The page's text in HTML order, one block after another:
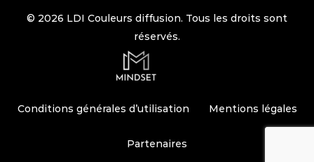
© 2026 LDI Couleurs diffusion. Tous les droits sont
réservés.
Conditions générales d’utilisation Mentions légales
Partenaires